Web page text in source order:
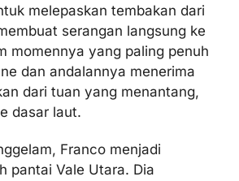
melepaskan tembakan dari
serangan langsung ke
momennya yang paling penuh
dan andalannya menerima
dari tuan yang menantang,
dasar laut.
Franco menjadi
pantai Vale Utara. Dia